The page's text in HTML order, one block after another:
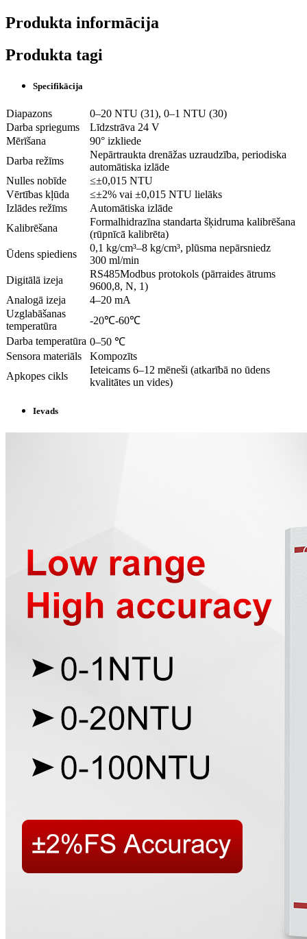
Produkta informācija
Produkta tagi
Specifikācija
Diapazons
0–20 NTU (31), 0–1 NTU (30)
Darba spriegums
Līdzstrāva 24 V
Mērīšana
90° izkliede
Darba režīms
Nepārtraukta drenāžas uzraudzība, periodiska
automātiska izlāde
Nulles nobīde
≤±0,015 NTU
Vērtības kļūda
≤±2% vai ±0,015 NTU lielāks
Izlādes režīms
Automātiska izlāde
Kalibrēšana
Formalhidrazīna standarta šķidruma kalibrēšana
(rūpnīcā kalibrēta)
Ūdens spiediens
0,1 kg/cm³–8 kg/cm³, plūsma nepārsniedz
300 ml/min
Digitālā izeja
RS485Modbus protokols (pārraides ātrums
9600,8, N, 1)
Analogā izeja
4–20 mA
Uzglabāšanas
temperatūra
-20℃-60℃
Darba temperatūra 0–50 ℃
Sensora materiāls
Kompozīts
Apkopes cikls
Ieteicams 6–12 mēneši (atkarībā no ūdens
kvalitātes un vides)
Ievads